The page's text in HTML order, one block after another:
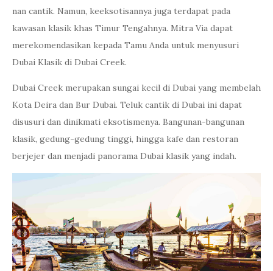
nan cantik. Namun, keeksotisannya juga terdapat pada
kawasan klasik khas Timur Tengahnya. Mitra Via dapat
merekomendasikan kepada Tamu Anda untuk menyusuri
Dubai Klasik di Dubai Creek.
Dubai Creek merupakan sungai kecil di Dubai yang membelah
Kota Deira dan Bur Dubai. Teluk cantik di Dubai ini dapat
disusuri dan dinikmati eksotismenya. Bangunan-bangunan
klasik, gedung-gedung tinggi, hingga kafe dan restoran
berjejer dan menjadi panorama Dubai klasik yang indah.